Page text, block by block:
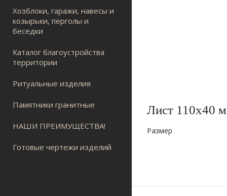
Хозблоки, гаражи, навесы и
козырьки, перголы и
беседки
Каталог благоустройства
территории
Ритуальные изделия
Памятники гранитные
НАШИ ПРЕИМУЩЕСТВА!
Готовые чертежи изделий
Лист 110х40
Размер